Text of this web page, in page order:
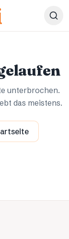
unterbrochen.
das meistens.